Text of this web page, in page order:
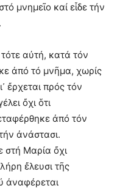
μνημεῖο καί εἶδε τήν
αὐτή, κατά τόν
ἀπό τό μνῆμα, χωρίς
ἔρχεται πρός τόν
ὄχι ὅτι
ἀπό τόν
ἀνάστασι.
στή Μαρία ὄχι
ἔλευσι τῆς
ἀναφέρεται